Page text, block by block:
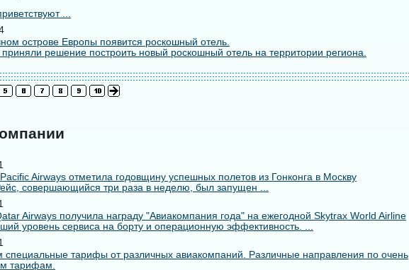
...
острове Европы появится роскошный отель.
решение построить новый роскошный отель на территории региона.
Airways отметила годовщину успешных полетов из Гонконга в Москву
совершающийся три раза в неделю, был запущен ...
Airways получила награду "Авиакомпания года" на ежегодной Skytrax World Airline
уровень сервиса на борту и операционную эффективность. ...
тарифы от различных авиакомпаний. Различные направления по очень
тарифам.